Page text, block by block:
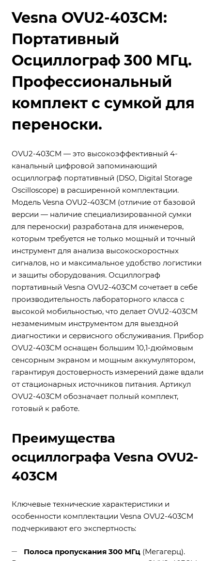
Vesna OVU2-403CM:
Портативный
Осциллограф 300 МГц.
Профессиональный
комплект с сумкой для
переноски.
OVU2-403CM — это высокоэффективный 4-
канальный цифровой запоминающий
осциллограф портативный (DSO, Digital Storage
Oscilloscope) в расширенной комплектации.
Модель Vesna OVU2-403CM (отличие от базовой
версии — наличие специализированной сумки
для переноски) разработана для инженеров,
которым требуется не только мощный и точный
инструмент для анализа высокоскоростных
сигналов, но и максимальное удобство логистики
и защиты оборудования. Осциллограф
портативный Vesna OVU2-403CM сочетает в себе
производительность лабораторного класса с
высокой мобильностью, что делает OVU2-403CM
незаменимым инструментом для выездной
диагностики и сервисного обслуживания. Прибор
OVU2-403CM оснащен большим 10,1-дюймовым
сенсорным экраном и мощным аккумулятором,
гарантируя достоверность измерений даже вдали
от стационарных источников питания. Артикул
OVU2-403CM обозначает полный комплект,
готовый к работе.
Преимущества
осциллографа Vesna OVU2-
403CM
Ключевые технические характеристики и
особенности комплектации Vesna OVU2-403CM
подчеркивают его экспертность:
Полоса пропускания 300 МГц (Мегагерц).